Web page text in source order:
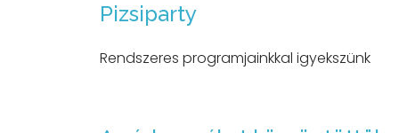
Pizsiparty
Rendszeres programjainkkal igyekszünk